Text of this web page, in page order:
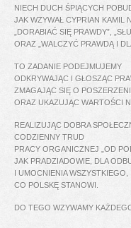
NIECH DUCH ŚPIĄCYCH
JAK WZYWAŁ CYPRIAN KAMIL
„DORABIAĆ SIĘ PRAWDY”,
ORAZ „WALCZYĆ PRAWDĄ I
TO ZADANIE PODEJMUJEMY
ODKRYWAJĄC I GŁOSZĄC
ZMAGAJĄC SIĘ O
ORAZ UKAZUJĄC WARTOŚCI
REALIZUJĄC DOBRA
CODZIENNY TRUD
PRACY ORGANICZNEJ „OD
JAK PRADZIADOWIE, DLA
I UMOCNIENIA WSZYSTKIEGO,
CO POLSKĘ STANOWI.
DO TEGO WZYWAMY